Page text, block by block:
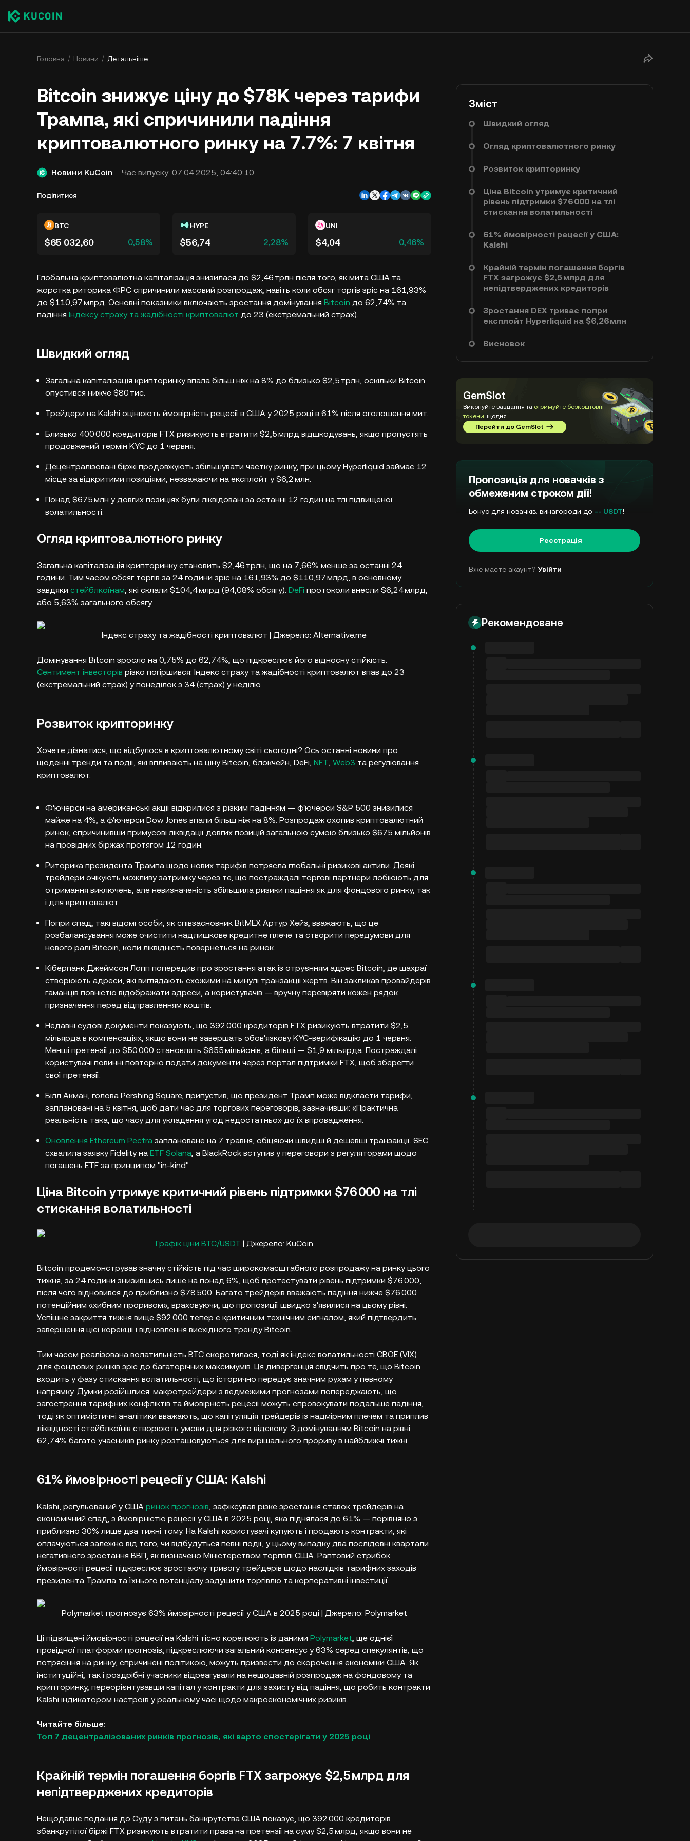
Головна Новини Детальніше
Bitcoin знижує ціну до $78K через тарифи
Трампа, які спричинили падіння
криптовалютного ринку на 7.7%: 7 квітня
Новини KuCoin Час випуску: 07.04.2025, 04:40:10
Поділитися
BTC
$65 032,60 0,58%
HYPE
$56,74 2,28%
UNI
$4,04 0,46%
Глобальна криптовалютна капіталізація знизилася до $2,46 трлн після того, як мита США та
жорстка риторика ФРС спричинили масовий розпродаж, навіть коли обсяг торгів зріс на 161,93%
до $110,97 млрд. Основні показники включають зростання домінування Bitcoin до 62,74% та
падіння Індексу страху та жадібності криптовалют до 23 (екстремальний страх).
Швидкий огляд
Загальна капіталізація крипторинку впала більш ніж на 8% до близько $2,5 трлн, оскільки Bitcoin
опустився нижче $80 тис.
Трейдери на Kalshi оцінюють ймовірність рецесії в США у 2025 році в 61% після оголошення мит.
Близько 400 000 кредиторів FTX ризикують втратити $2,5 млрд відшкодувань, якщо пропустять
продовжений термін KYC до 1 червня.
Децентралізовані біржі продовжують збільшувати частку ринку, при цьому Hyperliquid займає 12
місце за відкритими позиціями, незважаючи на експлойт у $6,2 млн.
Понад $675 млн у довгих позиціях були ліквідовані за останні 12 годин на тлі підвищеної
волатильності.
Огляд криптовалютного ринку
Загальна капіталізація крипторинку становить $2,46 трлн, що на 7,66% менше за останні 24
години. Тим часом обсяг торгів за 24 години зріс на 161,93% до $110,97 млрд, в основному
завдяки стейблкоїнам, які склали $104,4 млрд (94,08% обсягу). DeFi протоколи внесли $6,24 млрд,
або 5,63% загального обсягу.
Індекс страху та жадібності криптовалют | Джерело: Alternative.me
Домінування Bitcoin зросло на 0,75% до 62,74%, що підкреслює його відносну стійкість.
Сентимент інвесторів різко погіршився: Індекс страху та жадібності криптовалют впав до 23
(екстремальний страх) у понеділок з 34 (страх) у неділю.
Розвиток крипторинку
Хочете дізнатися, що відбулося в криптовалютному світі сьогодні? Ось останні новини про
щоденні тренди та події, які впливають на ціну Bitcoin, блокчейн, DeFi, NFT, Web3 та регулювання
криптовалют.
Ф'ючерси на американські акції відкрилися з різким падінням — ф'ючерси S&P 500 знизилися
майже на 4%, а ф'ючерси Dow Jones впали більш ніж на 8%. Розпродаж охопив криптовалютний
ринок, спричинивши примусові ліквідації довгих позицій загальною сумою близько $675 мільйонів
на провідних біржах протягом 12 годин.
Риторика президента Трампа щодо нових тарифів потрясла глобальні ризикові активи. Деякі
трейдери очікують можливу затримку через те, що постраждалі торгові партнери лобіюють для
отримання виключень, але невизначеність збільшила ризики падіння як для фондового ринку, так
і для криптовалют.
Попри спад, такі відомі особи, як співзасновник BitMEX Артур Хейз, вважають, що це
розбалансування може очистити надлишкове кредитне плече та створити передумови для
нового ралі Bitcoin, коли ліквідність повернеться на ринок.
Кіберпанк Джеймсон Лопп попередив про зростання атак із отруєнням адрес Bitcoin, де шахраї
створюють адреси, які виглядають схожими на минулі транзакції жертв. Він закликав провайдерів
гаманців повністю відображати адреси, а користувачів — вручну перевіряти кожен рядок
призначення перед відправленням коштів.
Недавні судові документи показують, що 392 000 кредиторів FTX ризикують втратити $2,5
мільярда в компенсаціях, якщо вони не завершать обов'язкову KYC-верифікацію до 1 червня.
Менші претензії до $50 000 становлять $655 мільйонів, а більші — $1,9 мільярда. Постраждалі
користувачі повинні повторно подати документи через портал підтримки FTX, щоб зберегти
свої претензії.
Білл Акман, голова Pershing Square, припустив, що президент Трамп може відкласти тарифи,
заплановані на 5 квітня, щоб дати час для торгових переговорів, зазначивши: «Практична
реальність така, що часу для укладення угод недостатньо» до їх впровадження.
Оновлення Ethereum Pectra заплановане на 7 травня, обіцяючи швидші й дешевші транзакції. SEC
схвалила заявку Fidelity на ETF Solana, а BlackRock вступив у переговори з регуляторами щодо
погашень ETF за принципом "in-kind".
Ціна Bitcoin утримує критичний рівень підтримки $76 000 на тлі
стискання волатильності
Графік ціни BTC/USDT | Джерело: KuCoin
Bitcoin продемонстрував значну стійкість під час широкомасштабного розпродажу на ринку цього
тижня, за 24 години знизившись лише на понад 6%, щоб протестувати рівень підтримки $76 000,
після чого відновився до приблизно $78 500. Багато трейдерів вважають падіння нижче $76 000
потенційним «хибним проривом», враховуючи, що пропозиції швидко з'явилися на цьому рівні.
Успішне закриття тижня вище $92 000 тепер є критичним технічним сигналом, який підтвердить
завершення цієї корекції і відновлення висхідного тренду Bitcoin.
Тим часом реалізована волатильність BTC скоротилася, тоді як індекс волатильності CBOE (VIX)
для фондових ринків зріс до багаторічних максимумів. Ця дивергенція свідчить про те, що Bitcoin
входить у фазу стискання волатильності, що історично передує значним рухам у певному
напрямку. Думки розійшлися: макротрейдери з ведмежими прогнозами попереджають, що
загострення тарифних конфліктів та ймовірність рецесії можуть спровокувати подальше падіння,
тоді як оптимістичні аналітики вважають, що капітуляція трейдерів із надмірним плечем та приплив
ліквідності стейблкоїнів створюють умови для різкого відскоку. З домінуванням Bitcoin на рівні
62,74% багато учасників ринку розташовуються для вирішального прориву в найближчі тижні.
61% ймовірності рецесії у США: Kalshi
Kalshi, регульований у США ринок прогнозів, зафіксував різке зростання ставок трейдерів на
економічний спад, з ймовірністю рецесії у США в 2025 році, яка піднялася до 61% — порівняно з
приблизно 30% лише два тижні тому. На Kalshi користувачі купують і продають контракти, які
оплачуються залежно від того, чи відбудуться певні події, у цьому випадку два послідовні квартали
негативного зростання ВВП, як визначено Міністерством торгівлі США. Раптовий стрибок
ймовірності рецесії підкреслює зростаючу тривогу трейдерів щодо наслідків тарифних заходів
президента Трампа та їхнього потенціалу задушити торгівлю та корпоративні інвестиції.
Polymarket прогнозує 63% ймовірності рецесії у США в 2025 році | Джерело: Polymarket
Ці підвищені ймовірності рецесії на Kalshi тісно корелюють із даними Polymarket, ще однієї
провідної платформи прогнозів, підкреслюючи загальний консенсус у 63% серед спекулянтів, що
потрясіння на ринку, спричинені політикою, можуть призвести до скорочення економіки США. Як
інституційні, так і роздрібні учасники відреагували на нещодавній розпродаж на фондовому та
крипторинку, переорієнтувавши капітал у контракти для захисту від падіння, що робить контракти
Kalshi індикатором настроїв у реальному часі щодо макроекономічних ризиків.
Читайте більше:
Топ 7 децентралізованих ринків прогнозів, які варто спостерігати у 2025 році
Крайній термін погашення боргів FTX загрожує $2,5 млрд для
непідтверджених кредиторів
Нещодавнє подання до Суду з питань банкрутства США показує, що 392 000 кредиторів
збанкрутілої біржі FTX ризикують втратити права на претензії на суму $2,5 млрд, якщо вони не
Зміст
Швидкий огляд
Огляд криптовалютного ринку
Розвиток крипторинку
Ціна Bitcoin утримує критичний
рівень підтримки $76 000 на тлі
стискання волатильності
61% ймовірності рецесії у США:
Kalshi
Крайній термін погашення боргів
FTX загрожує $2,5 млрд для
непідтверджених кредиторів
Зростання DEX триває попри
експлойт Hyperliquid на $6,26 млн
Висновок
GemSlot
Виконуйте завдання та отримуйте безкоштовні
токени щодня
Перейти до GemSlot
Пропозиція для новачків з
обмеженим строком дії!
Бонус для новачків: винагороди до -- USDT!
Реєстрація
Вже маєте акаунт? Увійти
Рекомендоване